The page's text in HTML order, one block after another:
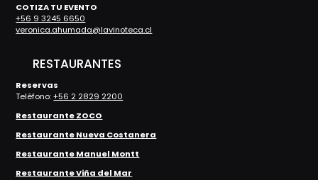
COTIZA TU EVENTO
+56 9 3245 6650
veronica.ahumada@lavinoteca.cl
RESTAURANTES
Reservas
Teléfono:+56 2 2829 2200
Restaurante ZOCO
Restaurante Nueva Costanera
Restaurante Manuel Montt
Restaurante Viña del Mar